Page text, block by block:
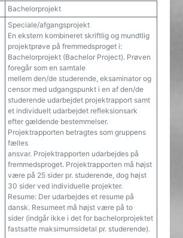
Bachelorprojekt
Speciale/afgangsprojekt
En ekstern kombineret skriftlig og mundtlig
projektprøve på fremmedsproget i:
Bachelorprojekt (Bachelor Project). Prøven
foregår som en samtale
mellem den/de studerende, eksaminator og
censor med udgangspunkt i en af den/de
studerende udarbejdet projektrapport samt
et individuelt udarbejdet refleksionsark
efter gældende bestemmelser.
Projektrapporten betragtes som gruppens
fælles
ansvar. Projektrapporten udarbejdes på
fremmedsproget. Projektrapporten må højst
være på 25 sider pr. studerende, dog højst
30 sider ved individuelle projekter.
Resume: Der udarbejdes et resume på
dansk. Resumeet må højst være på to
sider (indgår ikke i det for bachelorprojektet
fastsatte maksimumsidetal pr. studerende).